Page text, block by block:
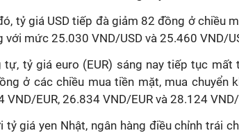
tỷ giá USD tiếp đà giảm 82 đồng ở chiều
với mức 25.030 VND/USD và 25.460 VND/
tự, tỷ giá euro (EUR) sáng nay tiếp tục
ở các chiều mua tiền mặt, mua chuyển
VND/EUR, 26.834 VND/EUR và 28.124 VND/
tỷ giá yen Nhật, ngân hàng điều chỉnh trái